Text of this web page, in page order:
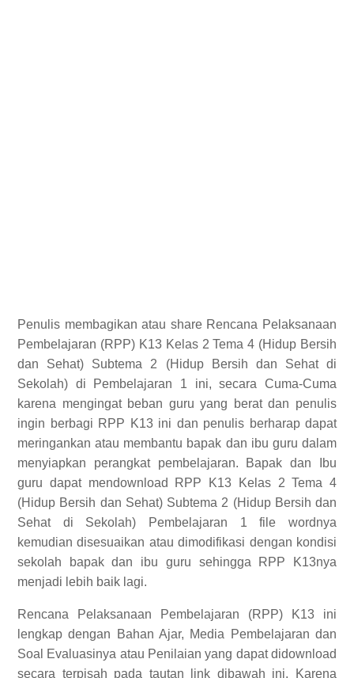
Penulis membagikan atau share Rencana Pelaksanaan
Pembelajaran (RPP) K13 Kelas 2 Tema 4 (Hidup Bersih
dan Sehat) Subtema 2 (Hidup Bersih dan Sehat di
Sekolah) di Pembelajaran 1 ini, secara Cuma-Cuma
karena mengingat beban guru yang berat dan penulis
ingin berbagi RPP K13 ini dan penulis berharap dapat
meringankan atau membantu bapak dan ibu guru dalam
menyiapkan perangkat pembelajaran. Bapak dan Ibu
guru dapat mendownload RPP K13 Kelas 2 Tema 4
(Hidup Bersih dan Sehat) Subtema 2 (Hidup Bersih dan
Sehat di Sekolah) Pembelajaran 1 file wordnya
kemudian disesuaikan atau dimodifikasi dengan kondisi
sekolah bapak dan ibu guru sehingga RPP K13nya
menjadi lebih baik lagi.
Rencana Pelaksanaan Pembelajaran (RPP) K13 ini
lengkap dengan Bahan Ajar, Media Pembelajaran dan
Soal Evaluasinya atau Penilaian yang dapat didownload
secara terpisah pada tautan link dibawah ini. Karena